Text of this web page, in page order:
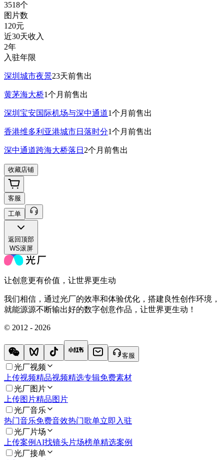
3518个
图片数
120元
近30天收入
2年
入驻年限
深圳城市夜景23天前售出
黄茅海大桥1个月前售出
深圳宝安国际机场与深中通道1个月前售出
香港维多利亚港城市日落时分1个月前售出
深中通道跨海大桥落日 2个月前售出
收藏店铺
客服
工单
返回顶部
WS滚屏
让创意更有价值，让世界更生动
我们相信，通过光厂的效率和体验优化，搭建良性创作环境，
就能源源不断输出好的数字创意作品，让世界更生动！
© 2012 - 2026
客服
光厂视频
上传视频精品视频精选专辑免费素材
光厂图片
上传图片精品图片
光厂音乐
热门音乐免费音效热门歌单立即入驻
光厂片场
上传案例AI找镜头片场榜单精选案例
光厂接单